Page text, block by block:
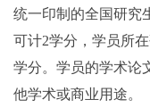
统一印制的全国研究
可计2学分，学员所
学分。学员的学术论
他学术或商业用途。